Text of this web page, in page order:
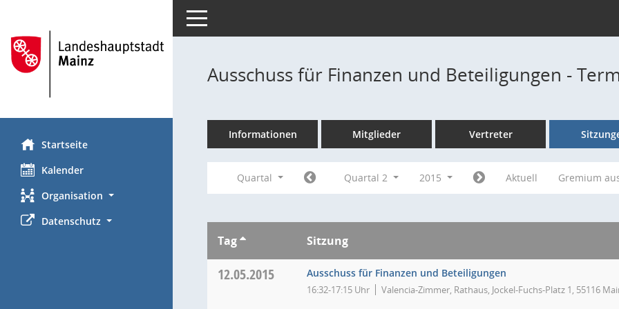
Startseite
Kalender
Organisation
Datenschutz
Toggle navigation
Ausschuss für Finanzen und Beteiligungen -
Informationen Mitglieder Vertreter
Quartal Quartal 2 2015 Aktuell Gremium
Tag Sitzung
12.05.2015 Ausschuss für Finanzen und Beteiligungen
16:32-17:15 Uhr Valencia-Zimmer, Rathaus, Jockel-Fuchs-Platz 1, 55116